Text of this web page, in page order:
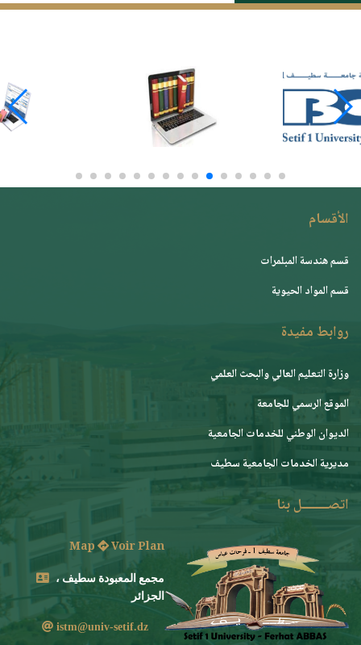
الأقسام
قسم هندسة المبلمرات
قسم المواد الحيوية
روابط مفيدة
وزارة التعليم العالي والبحث العلمي
الموقع الرسمي للجامعة
ﺍﻟﺪﻳﻮﺍﻥ ﺍﻟﻮﻃﻨﻲ ﻟﻠﺨﺪﻣﺎﺕ ﺍﻟﺠﺎﻣﻌﻴﺔ
مديرية الخدمات الجامعية سطيف
اتصــــــــل بنا
Map Voir Plan
مجمع المعبودة سطيف ،
الجزائر
istm@univ-setif.dz